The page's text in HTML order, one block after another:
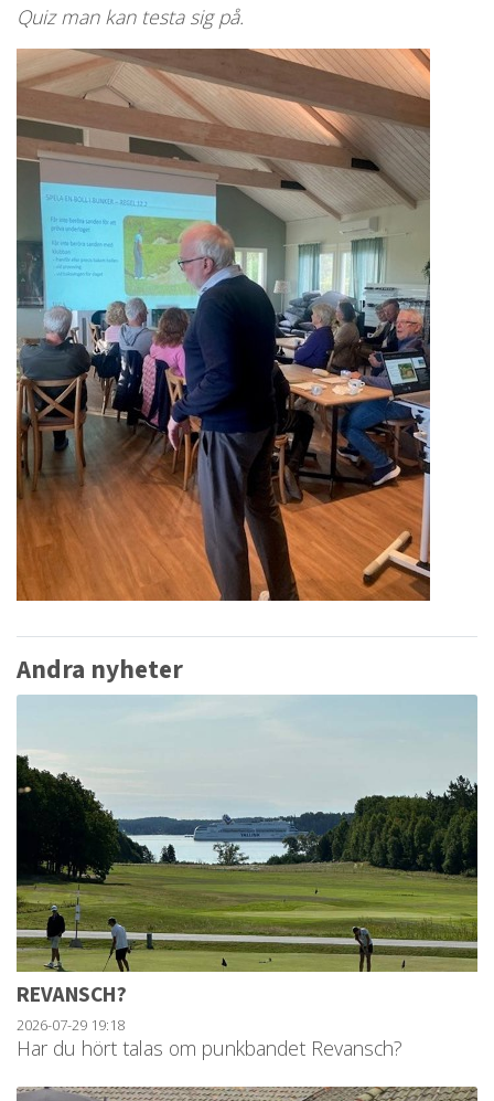
Quiz man kan testa sig på.
Andra nyheter
REVANSCH?
2026-07-29 19:18
Har du hört talas om punkbandet Revansch?